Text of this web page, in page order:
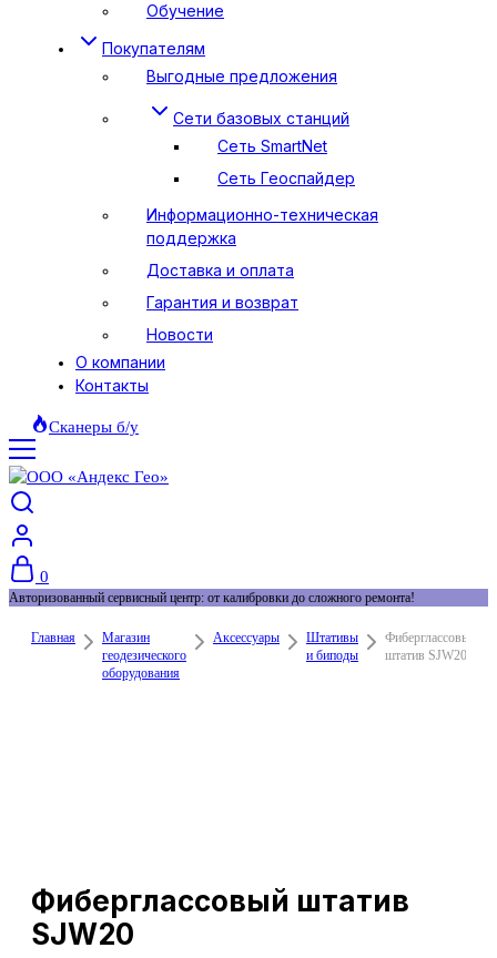
Обучение
Покупателям
Выгодные предложения
Сети базовых станций
Сеть SmartNet
Сеть Геоспайдер
Информационно-техническая
поддержка
Доставка и оплата
Гарантия и возврат
Новости
О компании
Контакты
Сканеры б/у
0
Авторизованный сервисный центр: от калибровки до сложного ремонта!
Главная
Магазин
геодезического
оборудования
Аксессуары
Штативы
и биподы
Фиберглассовый
штатив SJW20
Фиберглассовый штатив
SJW20